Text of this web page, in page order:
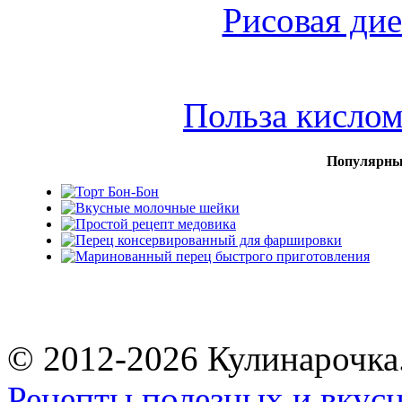
Рисовая
Польза
© 2012-2026